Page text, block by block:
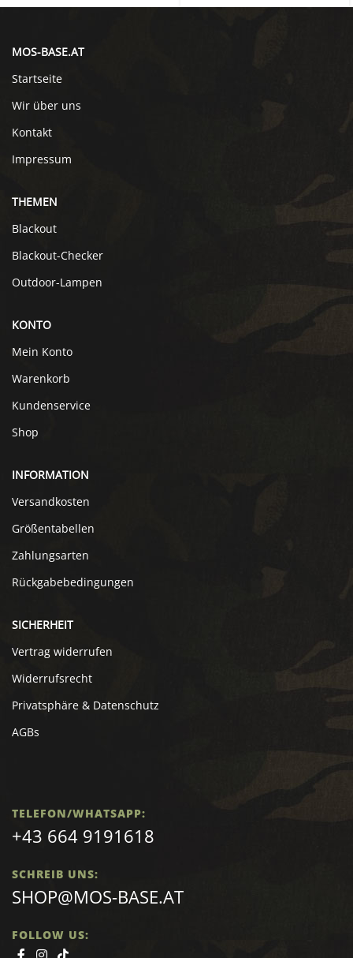
MOS-BASE.AT
Startseite
Wir über uns
Kontakt
Impressum
THEMEN
Blackout
Blackout-Checker
Outdoor-Lampen
KONTO
Mein Konto
Warenkorb
Kundenservice
Shop
INFORMATION
Versandkosten
Größentabellen
Zahlungsarten
Rückgabebedingungen
SICHERHEIT
Vertrag widerrufen
Widerrufsrecht
Privatsphäre & Datenschutz
AGBs
TELEFON/WHATSAPP:
+43 664 9191618
SCHREIB UNS:
SHOP@MOS-BASE.AT
FOLLOW US: